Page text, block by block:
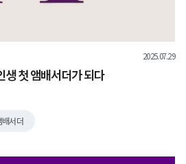
2025.07.29
첫 앰배서더가 되다
배서더